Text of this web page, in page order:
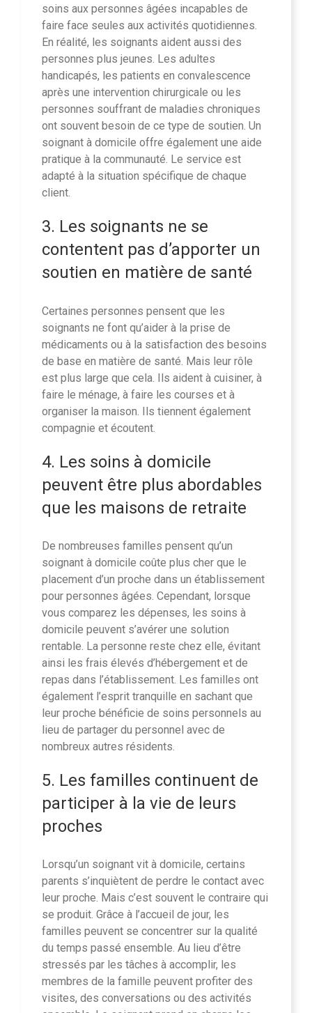
soins aux personnes âgées incapables de
faire face seules aux activités quotidiennes.
En réalité, les soignants aident aussi des
personnes plus jeunes. Les adultes
handicapés, les patients en convalescence
après une intervention chirurgicale ou les
personnes souffrant de maladies chroniques
ont souvent besoin de ce type de soutien. Un
soignant à domicile offre également une aide
pratique à la communauté. Le service est
adapté à la situation spécifique de chaque
client.
3. Les soignants ne se
contentent pas d’apporter un
soutien en matière de santé
Certaines personnes pensent que les
soignants ne font qu’aider à la prise de
médicaments ou à la satisfaction des besoins
de base en matière de santé. Mais leur rôle
est plus large que cela. Ils aident à cuisiner, à
faire le ménage, à faire les courses et à
organiser la maison. Ils tiennent également
compagnie et écoutent.
4. Les soins à domicile
peuvent être plus abordables
que les maisons de retraite
De nombreuses familles pensent qu’un
soignant à domicile coûte plus cher que le
placement d’un proche dans un établissement
pour personnes âgées. Cependant, lorsque
vous comparez les dépenses, les soins à
domicile peuvent s’avérer une solution
rentable. La personne reste chez elle, évitant
ainsi les frais élevés d’hébergement et de
repas dans l’établissement. Les familles ont
également l’esprit tranquille en sachant que
leur proche bénéficie de soins personnels au
lieu de partager du personnel avec de
nombreux autres résidents.
5. Les familles continuent de
participer à la vie de leurs
proches
Lorsqu’un soignant vit à domicile, certains
parents s’inquiètent de perdre le contact avec
leur proche. Mais c’est souvent le contraire qui
se produit. Grâce à l’accueil de jour, les
familles peuvent se concentrer sur la qualité
du temps passé ensemble. Au lieu d’être
stressés par les tâches à accomplir, les
membres de la famille peuvent profiter des
visites, des conversations ou des activités